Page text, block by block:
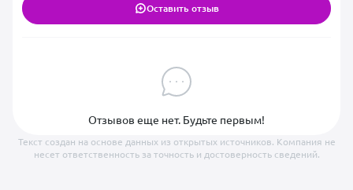
Оставить отзыв
Отзывов еще нет. Будьте первым!
Текст создан на основе данных из открытых источников. Компания не
несет ответственность за точность и достоверность сведений.